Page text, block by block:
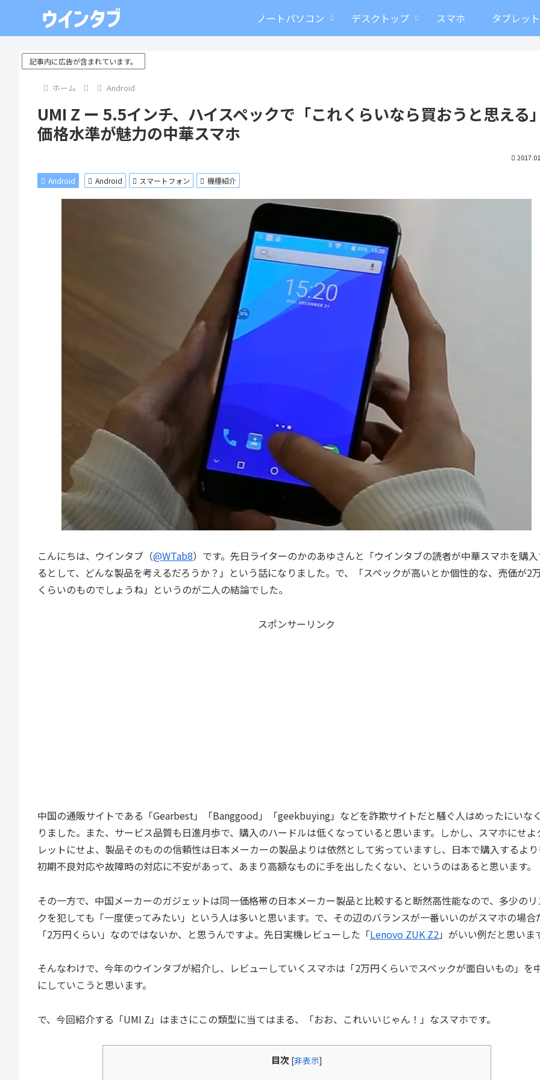
ノートパソコン デスクトップ スマホ タブレット
記事内に広告が含まれています。
ホーム Android
UMI Z ー 5.5インチ、ハイスペックで「これくらいなら買おうと思える
価格水準が魅力の中華スマホ
Android Android スマートフォン 機種紹介
こんにちは、ウインタブ（@WTab8）です。先日ライターのかのあゆさんと「ウインタブの読者が中華スマホを購
るとして、どんな製品を考えるだろうか？」という話になりました。で、「スペックが高いとか個性的な、売価が2
くらいのものでしょうね」というのが二人の結論でした。
スポンサーリンク
中国の通販サイトである「Gearbest」「Banggood」「geekbuying」などを詐欺サイトだと騒ぐ人はめったにいな
りました。また、サービス品質も日進月歩で、購入のハードルは低くなっていると思います。しかし、スマホにせよ
レットにせよ、製品そのものの信頼性は日本メーカーの製品よりは依然として劣っていますし、日本で購入するよ
初期不良対応や故障時の対応に不安があって、あまり高額なものに手を出したくない、というのはあると思います。
その一方で、中国メーカーのガジェットは同一価格帯の日本メーカー製品と比較すると断然高性能なので、多少の
クを犯しても「一度使ってみたい」という人は多いと思います。で、その辺のバランスが一番いいのがスマホの場合
「2万円くらい」なのではないか、と思うんですよ。先日実機レビューした「Lenovo ZUK Z2」がいい例だと思いま
そんなわけで、今年のウインタブが紹介し、レビューしていくスマホは「2万円くらいでスペックが面白いもの」を
にしていこうと思います。
で、今回紹介する「UMI Z」はまさにこの類型に当てはまる、「おお、これいいじゃん！」なスマホです。
目次 [非表示]